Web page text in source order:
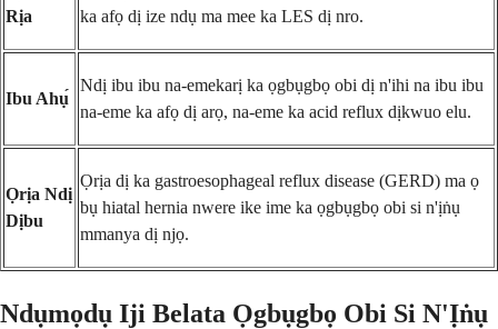
Rịa
ka afọ dị ize ndụ ma mee ka LES dị nro.
Ibu Ahụ́
Ndị ibu ibu na-emekarị ka ọgbụgbọ obi dị n'ihi na ibu ibu
na-eme ka afọ dị arọ, na-eme ka acid reflux dịkwuo elu.
Ọrịa Ndị
Dịbu
Ọrịa dị ka gastroesophageal reflux disease (GERD) ma ọ
bụ hiatal hernia nwere ike ime ka ọgbụgbọ obi si n'ịṅụ
mmanya dị njọ.
Ndụmọdụ Iji Belata Ọgbụgbọ Obi Si N'Ịṅụ